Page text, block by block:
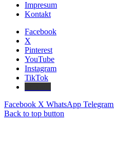
Impresum
Kontakt
Facebook
X
Pinterest
YouTube
Instagram
TikTok
Facebook X WhatsApp Telegram
Back to top button